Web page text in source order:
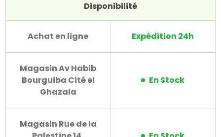
Disponibilité
Achat en ligne Expédition 24h
Magasin Av Habib
Bourguiba Cité el
Ghazala
En Stock
Magasin Rue de la